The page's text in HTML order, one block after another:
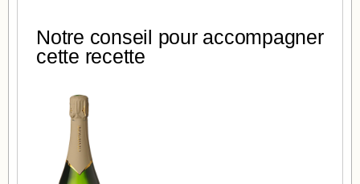
Notre conseil pour accompagner
cette recette